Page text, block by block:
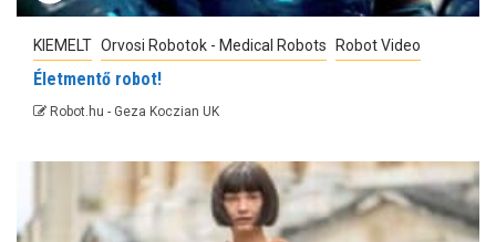
KIEMELT Orvosi Robotok - Medical Robots Robot Video
Életmentő robot!
Robot.hu - Geza Koczian UK